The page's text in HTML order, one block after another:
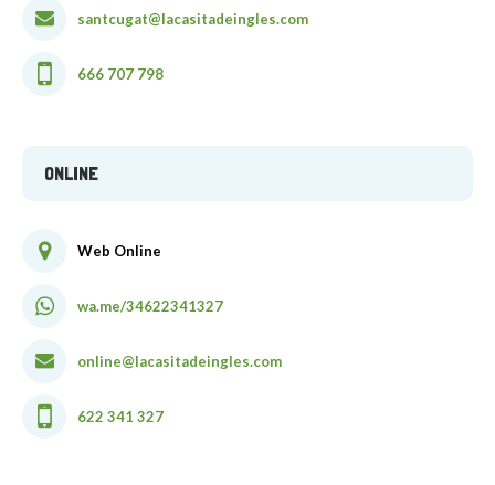
santcugat@lacasitadeingles.com
666 707 798
ONLINE
Web Online
wa.me/34622341327
online@lacasitadeingles.com
622 341 327